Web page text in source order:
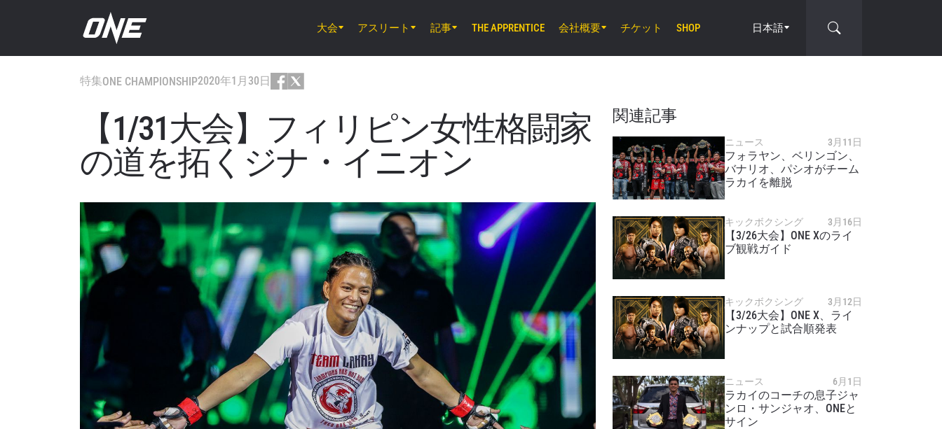
大会
8月14日（金）11時30分 UTC
ルンピニー・スタジアム, バンコク
ONE Friday Fights 166 & The Inner Circle
アスリート 記事 THE APPRENTICE 会社概要 チケット SHOP 日本語
特集ONE CHAMPIONSHIP2020年1月30日
【1/31大会】フィリピン女性格闘家
の道を拓くジナ・イニオン
関連記事
ニュース 3月11日
フォラヤン、ベリンゴン、
バナリオ、パシオがチーム
ラカイを離脱
キックボクシング 3月16日
【3/26大会】ONE Xのライ
ブ観戦ガイド
キックボクシング 3月12日
【3/26大会】ONE X、ライ
ンナップと試合順発表
ニュース 6月1日
ラカイのコーチの息子ジャ
ンロ・サンジャオ、ONEと
サイン